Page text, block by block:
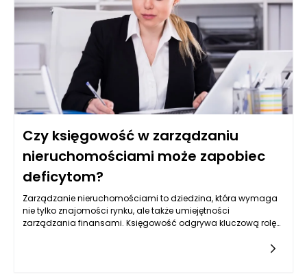
Czy księgowość w zarządzaniu
nieruchomościami może zapobiec
deficytom?
Zarządzanie nieruchomościami to dziedzina, która wymaga
nie tylko znajomości rynku, ale także umiejętności
zarządzania finansami. Księgowość odgrywa kluczową rolę